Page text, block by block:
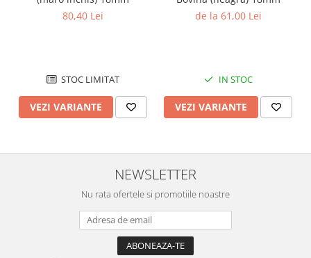
80,40 Lei
STOC LIMITAT
VEZI VARIANTE
de la 61,00 Lei
IN STOC
VEZI VARIANTE
NEWSLETTER
Nu rata ofertele si promotiile noastre